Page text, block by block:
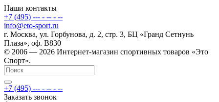
Наши контакты
+7 (495) --- - -- - --
info@eto-sport.ru
г. Москва, ул. Горбунова, д. 2, стр. 3, БЦ «Гранд Сетнунь
Плаза», оф. В830
© 2006 — 2026 Интернет-магазин спортивных товаров «Это
Спорт».
+7 (495) --- - -- - --
Заказать звонок